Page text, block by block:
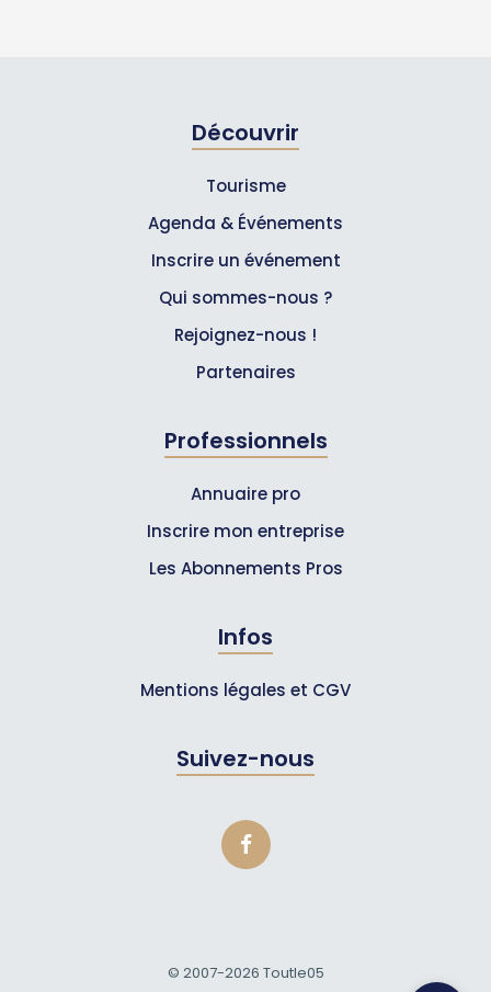
Découvrir
Tourisme
Agenda & Événements
Inscrire un événement
Qui sommes-nous ?
Rejoignez-nous !
Partenaires
Professionnels
Annuaire pro
Inscrire mon entreprise
Les Abonnements Pros
Infos
Mentions légales et CGV
Suivez-nous
© 2007-2026 Toutle05